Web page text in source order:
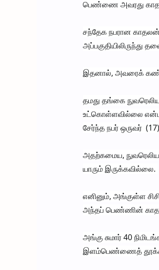
பெண்ணை அவரது
சந்தேக நபரான
அப்பகுதியிலிருந்து
இதனால், அவரைக்
தமது தங்கை
உட்கொள்ளவில்லை
சேர்ந்த நபர் ஒருவர்
அதற்கமைய,
யாரும் இருக்கவில்லை.
எனினும், அங்குள்ள
அந்தப் பெண்ணின்
அங்கு சுமார் 40
இளம்பெண்ணைத்